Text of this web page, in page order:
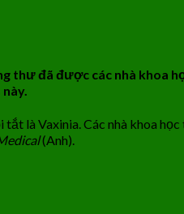
thư đã được các nhà khoa
là Vaxinia. Các nhà khoa
(Anh).